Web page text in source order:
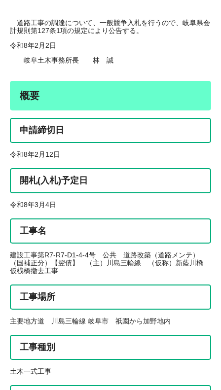
道路工事の調達について、一般競争入札を行うので、岐阜県会
計規則第127条1項の規定により公告する。
令和8年2月2日
岐阜土木事務所長 林 誠
概要
申請締切日
令和8年2月12日
開札(入札)予定日
令和8年3月4日
工事名
建設工事第R7-R7-D1-4-4号 公共 道路改築（道路メンテ）
（国補正分）【翌債】 （主）川島三輪線 （仮称）新藍川橋
仮桟橋撤去工事
工事場所
主要地方道 川島三輪線 岐阜市 祇園から加野地内
工事種別
土木一式工事